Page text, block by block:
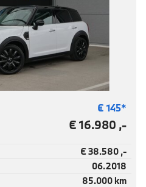
€ 145*
€ 16.980 ,-
€ 38.580 ,-
06.2018
85.000 km